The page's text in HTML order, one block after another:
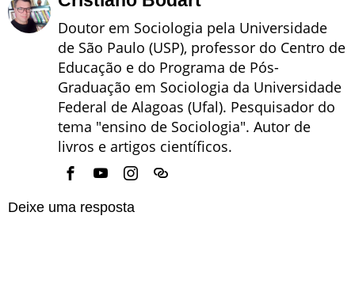
Doutor em Sociologia pela Universidade
de São Paulo (USP), professor do Centro de
Educação e do Programa de Pós-
Graduação em Sociologia da Universidade
Federal de Alagoas (Ufal). Pesquisador do
tema "ensino de Sociologia". Autor de
livros e artigos científicos.
Deixe uma resposta